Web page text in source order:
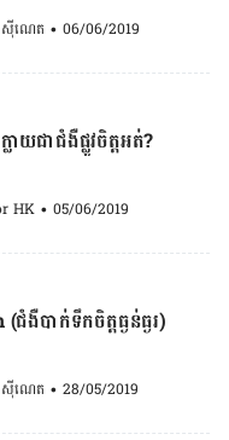
ស៊ីណេត • 06/06/2019
យ​ជា​ជំងឺ​ផ្លូវ​ចិត្ត​អត់?
HK • 05/06/2019
បាក់ទឹកចិត្តធ្ងន់ធ្ងរ)
ស៊ីណេត • 28/05/2019